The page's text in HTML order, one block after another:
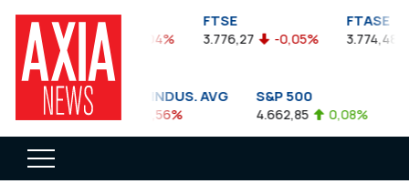
FTSEA
899,47 -0,04%
FTSE
3.776,27 -0,05%
FTASE
3.774,48
DOW JONES INDUS. AVG
35.911,81 -0,56%
S&P 500
4.662,85 0,08%